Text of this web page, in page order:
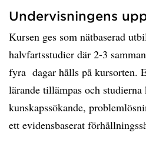
Undervisningens
Kursen ges som nätbaserad
halvfartsstudier där 2-3
fyra dagar hålls på kursorten.
lärande tillämpas och
kunskapssökande,
ett evidensbaserat